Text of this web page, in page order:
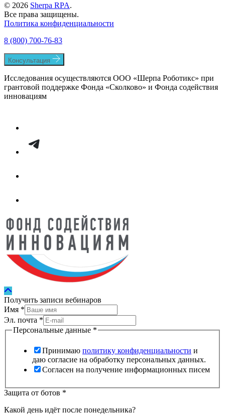
© 2026 Sherpa RPA.
Все права защищены.
Политика конфиденциальности
8 (800) 700-76-83
Консультация
Исследования осуществляются ООО «Шерпа Роботикс» при
грантовой поддержке Фонда «Сколково» и Фонда содействия
инновациям
Получить записи вебинаров
Имя *
Эл. почта *
Персональные данные *
Принимаю политику конфиденциальности и
даю согласие на обработку персональных данных.
Согласен на получение информационных писем
Защита от ботов *
Какой день идёт после понедельника?